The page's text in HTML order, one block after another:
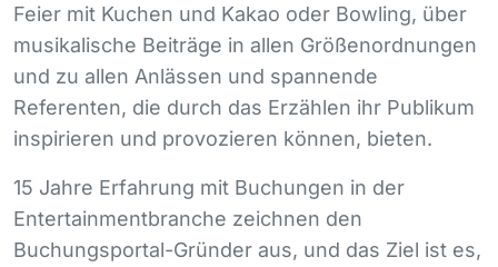
Feier mit Kuchen und Kakao oder Bowling, über
musikalische Beiträge in allen Größenordnungen
und zu allen Anlässen und spannende
Referenten, die durch das Erzählen ihr Publikum
inspirieren und provozieren können, bieten.
15 Jahre Erfahrung mit Buchungen in der
Entertainmentbranche zeichnen den
Buchungsportal-Gründer aus, und das Ziel ist es,